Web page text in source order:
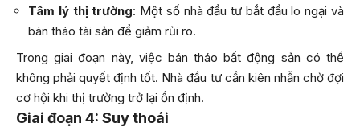
Tâm lý thị trường: Một số nhà đầu tư bắt đầu lo ngại và
bán tháo tài sản để giảm rủi ro.
Trong giai đoạn này, việc bán tháo bất động sản có thể
không phải quyết định tốt. Nhà đầu tư cần kiên nhẫn chờ đợi
cơ hội khi thị trường trở lại ổn định.
Giai đoạn 4: Suy thoái